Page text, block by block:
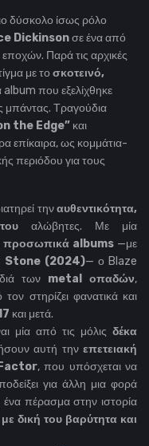
δύσκολο ίσως ρόλο
Dickinsonσε ένα από
Παρά τις αρχικές
με το σκοτεινό,
album που εξελίχθηκε
μπάντας. Τραγούδια
the Edge” και
επίκαιρα, ως κομμάτια-
περιόδου για τους
τηναυθεντικότητα,
αλώβητες. Με μία
προσωπικά albums—με
Stone (2024)— ο Blaze
των metal οπαδών,
στηρίζει φανατικά και
και μετά.
μία από τις μόλιςδέκα
αυτή την επετειακή
, που υπόσχεται να
για άλλη μια φορά
πέρασμα στην ιστορία
δική του βαρύτητα και